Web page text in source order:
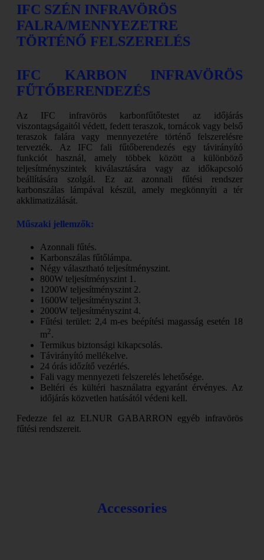
IFC SZÉN INFRAVÖRÖS
FALRA/MENNYEZETRE
TÖRTÉNŐ FELSZERELÉS
IFC KARBON INFRAVÖRÖS
FŰTŐBERENDEZÉS
Az IFC infravörös karbonfűtőtestet az időjárás
viszontagságaitól védett, fedett teraszok, tornácok vagy belső
teraszok falára vagy mennyezetére történő felszerelésre
tervezték. Az IFC fali fűtőberendezés egy távirányító
funkciót használ, amely többek között a különböző
teljesítményszintek kiválasztására vagy az időkapcsoló
beállítására szolgál. Ez az azonnali fűtési rendszer
karbonszálas lámpával készül, amely megkönnyíti a tér
akklimatizálását.
Műszaki jellemzők:
Azonnali fűtés.
Karbonszálas fűtőlámpa.
Négy választható teljesítményszint.
800W teljesítményszint 1.
1200W teljesítményszint 2.
1600W teljesítményszint 3.
2000W teljesítményszint 4.
Fűtési terület: 2,4 m-es beépítési magasság esetén 18
m2.
Termikus biztonsági kikapcsolás.
Távirányító mellékelve.
24 órás időzítő vezérlés.
Fali vagy mennyezeti felszerelés lehetősége.
Beltéri és kültéri használatra egyaránt érvényes. Az
időjárás közvetlen hatásától védeni kell.
Fedezze fel az ELNUR GABARRON egyéb infravörös
fűtési rendszereit.
Accessories